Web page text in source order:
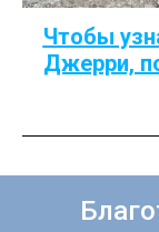
Чтобы
Джерри,